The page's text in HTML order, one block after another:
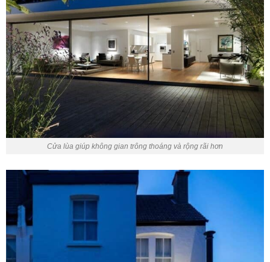
Cửa lùa giúp không gian trông thoáng và rộng rãi hơn